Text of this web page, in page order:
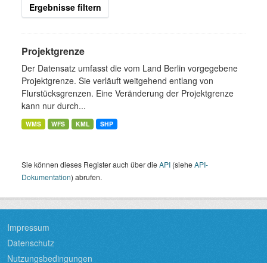
Ergebnisse filtern
Projektgrenze
Der Datensatz umfasst die vom Land Berlin vorgegebene
Projektgrenze. Sie verläuft weitgehend entlang von
Flurstücksgrenzen. Eine Veränderung der Projektgrenze
kann nur durch...
WMS WFS KML SHP
Sie können dieses Register auch über dieAPI (sieheAPI-
Dokumentation) abrufen.
Impressum
Datenschutz
Nutzungsbedingungen